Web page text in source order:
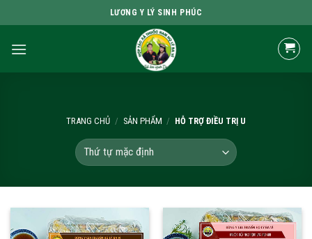
to
content
LƯƠNG Y LÝ SINH PHÚC
TRANG CHỦ / SẢN PHẨM / HỖ TRỢ ĐIỀU TRỊ U